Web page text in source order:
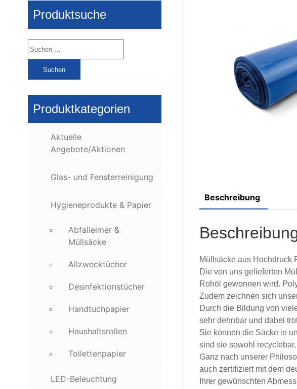
Produktsuche
Suchen
nach:
Produktkategorien
Aktuelle
Angebote/Aktionen
Glas- und Fensterreinigung
Hygieneprodukte & Papier
Abfalleimer &
Müllsäcke
Allzwecktücher
Desinfektionstücher
Handtuchpapier
Haushaltsrollen
Toilettenpapier
LED-Beleuchtung
Beschreibung
Müllsäcke aus Hochdruck
Die von uns gelieferten
Rohöl gewonnen wird.
Zudem zeichnen sich
Durch die Bildung von
sehr dehnbar und dabei
Sie können die Säcke in
sind sie sowohl
Ganz nach unserer
auch zertifiziert mit dem
Ihrer gewünschten